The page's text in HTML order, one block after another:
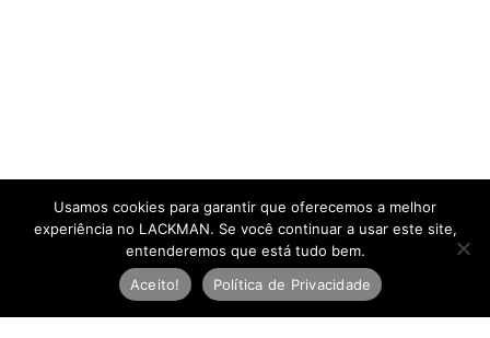
Usamos cookies para garantir que oferecemos a melhor
experiência no LACKMAN. Se você continuar a usar este site,
entenderemos que está tudo bem.
Aceito!
Política de Privacidade